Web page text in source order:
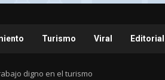
Turismo Viral Editorial
digno en el turismo